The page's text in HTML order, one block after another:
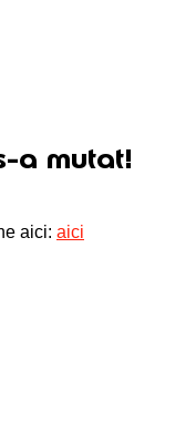
a mutat!
aici: aici